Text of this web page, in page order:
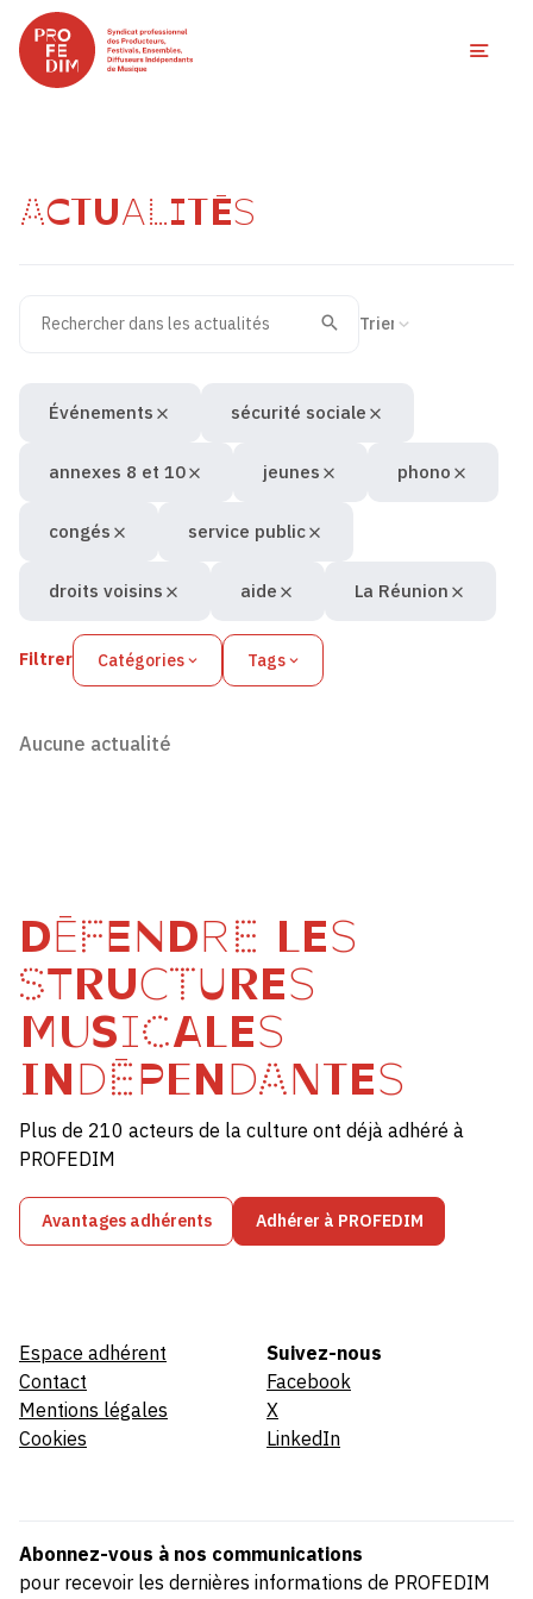
ACTUALITÉS
Recherche
Valider
Filtrer Catégories Tags
Événements sécurité sociale
annexes 8 et 10 jeunes phono
congés service public
droits voisins aide La Réunion
Aucune actualité
DÉFENDRE LES
STRUCTURES
MUSICALES
INDÉPENDANTES
Plus de 210 acteurs de la culture ont déjà adhéré à
PROFEDIM
Avantages adhérents Adhérer à PROFEDIM
Espace adhérent
Contact
Mentions légales
Cookies
Suivez-nous
Facebook
X
LinkedIn
Abonnez-vous à nos communications
pour recevoir les dernières informations de PROFEDIM